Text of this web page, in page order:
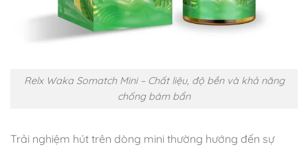
Relx Waka Somatch Mini – Chất liệu, độ bền và khả năng
chống bám bẩn
Trải nghiệm hút trên dòng mini thường hướng đến sự